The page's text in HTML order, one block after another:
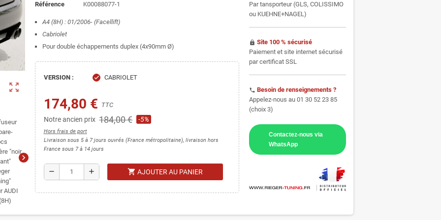
zoom_out_map
chevron_right
Référence
K00088077-1
A4 (8H) : 01/2006- (Facellift)
Cabriolet
Pour double échappements duplex (4x90mm Ø)
VERSION : check CABRIOLET
174,80 € TTC
Notre ancien prix 184,00 € -5%
Hors frais de port
Livraison sous 5 à 7 jours ouvrés (France métropolitaine), livraison hors
France sous 7 à 14 jours
remove add shopping_cart AJOUTER AU PANIER
Par tansporteur (GLS, COLISSIMO
ou KUEHNE+NAGEL)
https Site 100 % sécurisé
Paiement et site internet sécurisé
par certificat SSL
phone Besoin de renseignements ?
Appelez-nous au 01 30 52 23 85
(choix 3)
Contactez-nous via
WhatsApp